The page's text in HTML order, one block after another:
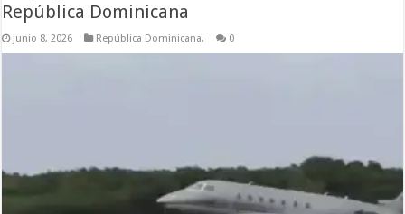
República Dominicana
junio 8, 2026 República Dominicana, 0